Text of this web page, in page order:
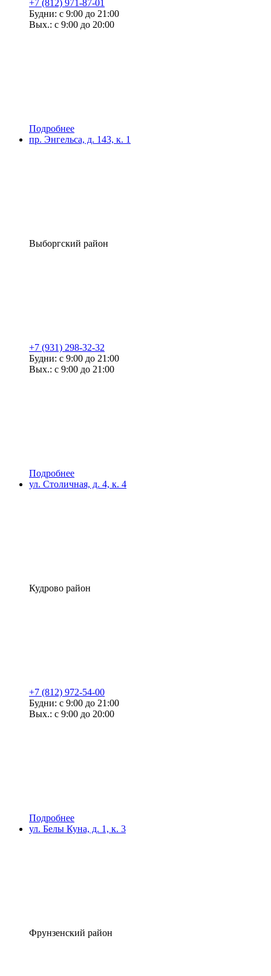
+7 (812) 971-87-01
Будни: с 9:00 до 21:00
Вых.: с 9:00 до 20:00
Подробнее
пр. Энгельса, д. 143, к. 1
Выборгский район
+7 (931) 298-32-32
Будни: с 9:00 до 21:00
Вых.: с 9:00 до 21:00
Подробнее
ул. Столичная, д. 4, к. 4
Кудрово район
+7 (812) 972-54-00
Будни: с 9:00 до 21:00
Вых.: с 9:00 до 20:00
Подробнее
ул. Белы Куна, д. 1, к. 3
Фрунзенский район